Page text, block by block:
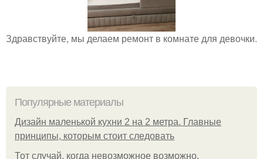
Здравствуйте, мы делаем ремонт в комнате для девочки.
Популярные материалы
Дизайн маленькой кухни 2 на 2 метра. Главные
принципы, которым стоит следовать
Тот случай, когда невозможное возможно.